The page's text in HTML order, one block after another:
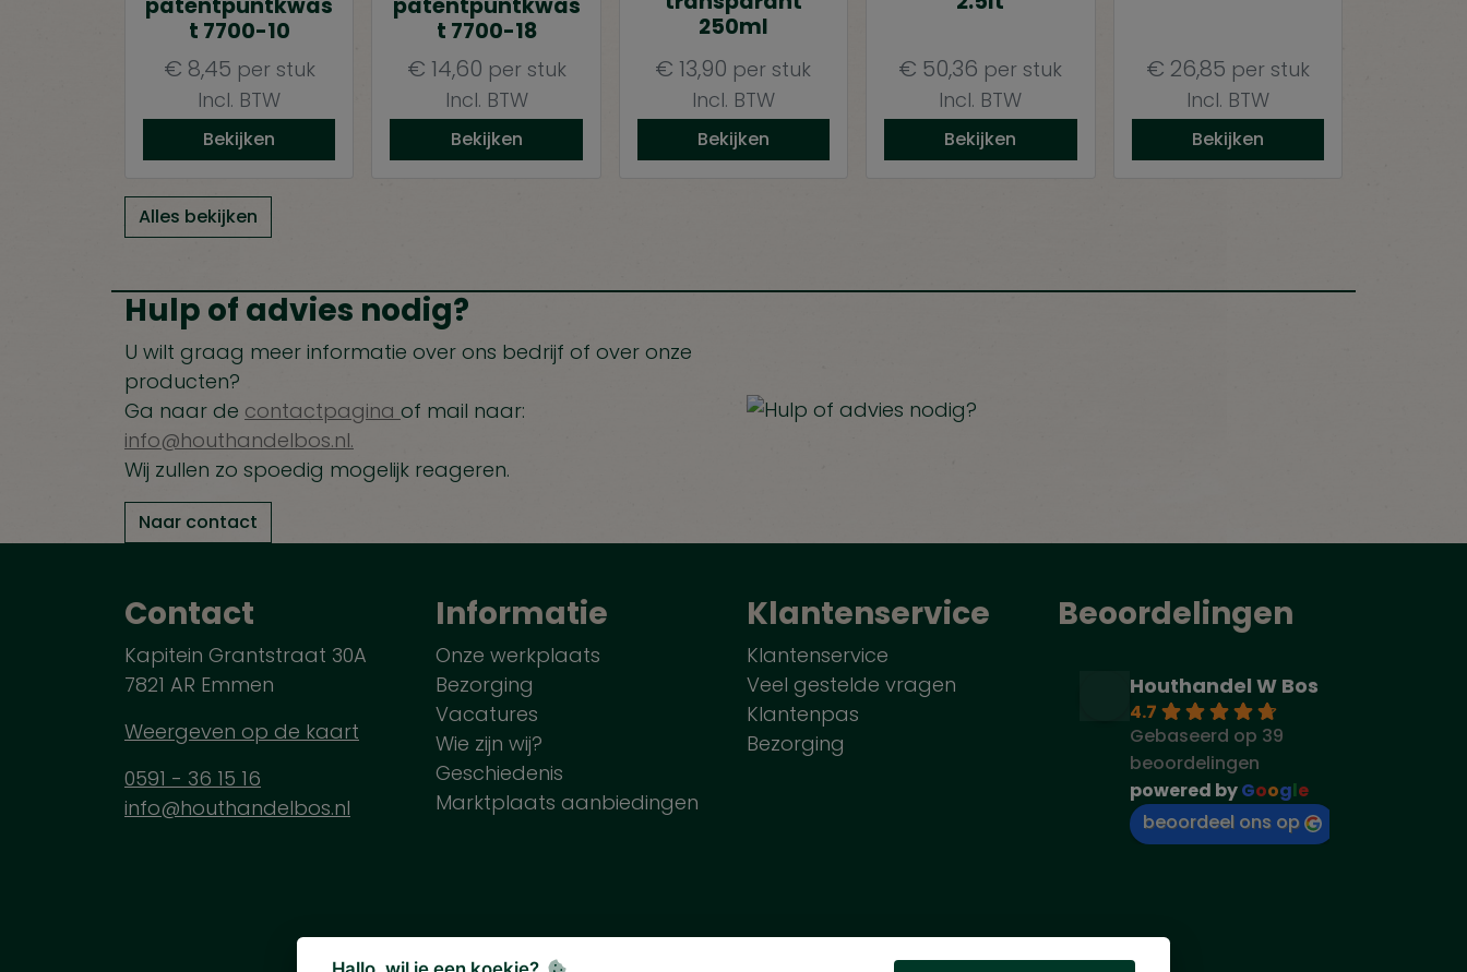
patentpuntkwas
t 7700-10
€ 8,45 per stuk
Incl. BTW
Bekijken
patentpuntkwas
t 7700-18
€ 14,60 per stuk
Incl. BTW
Bekijken
250ml
€ 13,90 per stuk
Incl. BTW
Bekijken
€ 50,36 per stuk
Incl. BTW
Bekijken
€ 26,85 per stuk
Incl. BTW
Bekijken
Alles bekijken
Hulp of advies nodig?
U wilt graag meer informatie over ons bedrijf of over onze
producten?
Ga naar de contactpagina of mail naar:
info@houthandelbos.nl.
Wij zullen zo spoedig mogelijk reageren.
Naar contact
Contact
Kapitein Grantstraat 30A
7821 AR Emmen
Weergeven op de kaart
0591 - 36 15 16
info@houthandelbos.nl
Informatie
Onze werkplaats
Bezorging
Vacatures
Wie zijn wij?
Geschiedenis
Marktplaats aanbiedingen
Klantenservice
Klantenservice
Veel gestelde vragen
Klantenpas
Bezorging
Beoordelingen
Houthandel W Bos
4.7
Gebaseerd op 39
beoordelingen
powered byGoogle
beoordeel ons op